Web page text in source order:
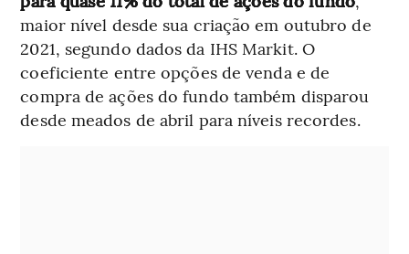
maior nível desde sua criação em outubro de
2021, segundo dados da IHS Markit. O
coeficiente entre opções de venda e de
compra de ações do fundo também disparou
desde meados de abril para níveis recordes.